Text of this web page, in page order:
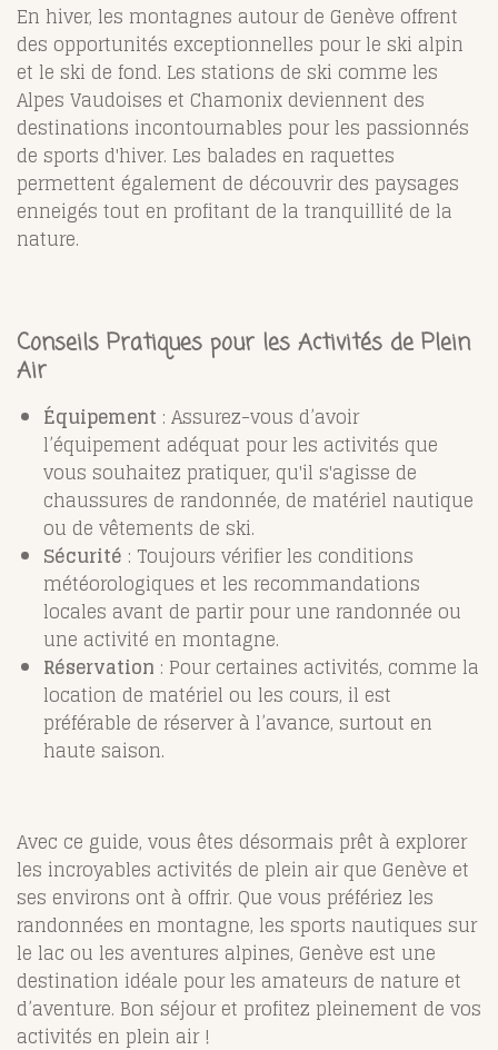
En hiver, les montagnes autour de Genève offrent
des opportunités exceptionnelles pour le ski alpin
et le ski de fond. Les stations de ski comme les
Alpes Vaudoises et Chamonix deviennent des
destinations incontournables pour les passionnés
de sports d'hiver. Les balades en raquettes
permettent également de découvrir des paysages
enneigés tout en profitant de la tranquillité de la
nature.
Conseils Pratiques pour les Activités de Plein
Air
Équipement : Assurez-vous d’avoir
l’équipement adéquat pour les activités que
vous souhaitez pratiquer, qu'il s'agisse de
chaussures de randonnée, de matériel nautique
ou de vêtements de ski.
Sécurité : Toujours vérifier les conditions
météorologiques et les recommandations
locales avant de partir pour une randonnée ou
une activité en montagne.
Réservation : Pour certaines activités, comme la
location de matériel ou les cours, il est
préférable de réserver à l’avance, surtout en
haute saison.
Avec ce guide, vous êtes désormais prêt à explorer
les incroyables activités de plein air que Genève et
ses environs ont à offrir. Que vous préfériez les
randonnées en montagne, les sports nautiques sur
le lac ou les aventures alpines, Genève est une
destination idéale pour les amateurs de nature et
d’aventure. Bon séjour et profitez pleinement de vos
activités en plein air !